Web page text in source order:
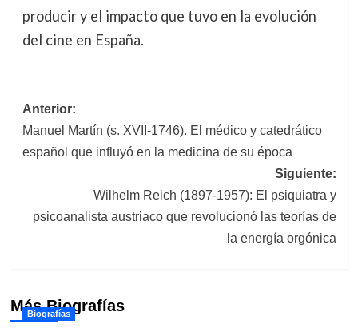
producir y el impacto que tuvo en la evolución
del cine en España.
Navegación
de
entradas
Anterior:
Manuel Martín (s. XVII-1746). El médico y catedrático
español que influyó en la medicina de su época
Siguiente:
Wilhelm Reich (1897-1957): El psiquiatra y
psicoanalista austriaco que revolucionó las teorías de
la energía orgónica
Más Biografías
Biografías